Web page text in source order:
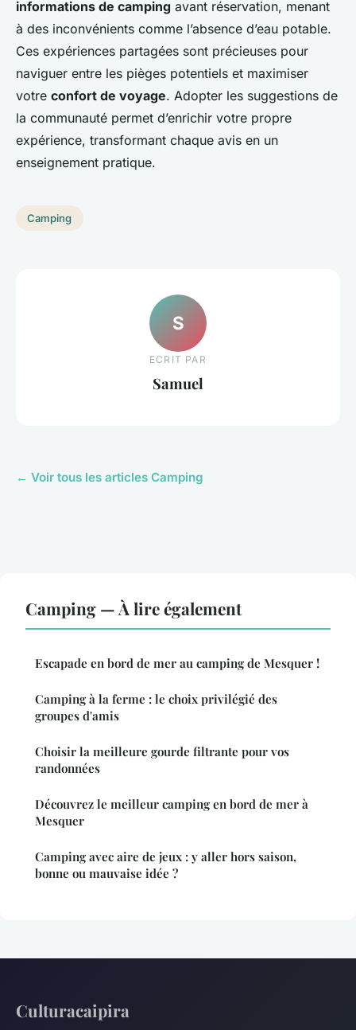
informations de camping avant réservation, menant
à des inconvénients comme l’absence d’eau potable.
Ces expériences partagées sont précieuses pour
naviguer entre les pièges potentiels et maximiser
votre confort de voyage. Adopter les suggestions de
la communauté permet d’enrichir votre propre
expérience, transformant chaque avis en un
enseignement pratique.
Camping
S
ECRIT PAR
Samuel
← Voir tous les articles Camping
Camping — À lire également
Escapade en bord de mer au camping de Mesquer !
Camping à la ferme : le choix privilégié des
groupes d'amis
Choisir la meilleure gourde filtrante pour vos
randonnées
Découvrez le meilleur camping en bord de mer à
Mesquer
Camping avec aire de jeux : y aller hors saison,
bonne ou mauvaise idée ?
Culturacaipira